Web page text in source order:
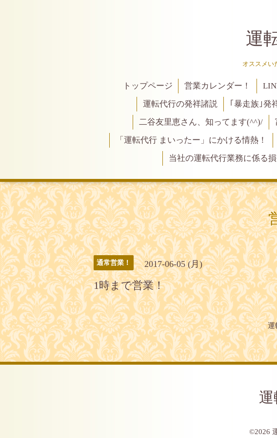
運
オススメい
トップページ 営業カレンダー！
運転代行の発祥諸説
｢暴走族｣発
二谷友里恵さん、知ってます(^^)/
「運転代行 まいったー」にかける情熱！
当社の運転代行業務に係る
通常営業！ 2017-06-05 (月)
1時まで営業！
運
©2026